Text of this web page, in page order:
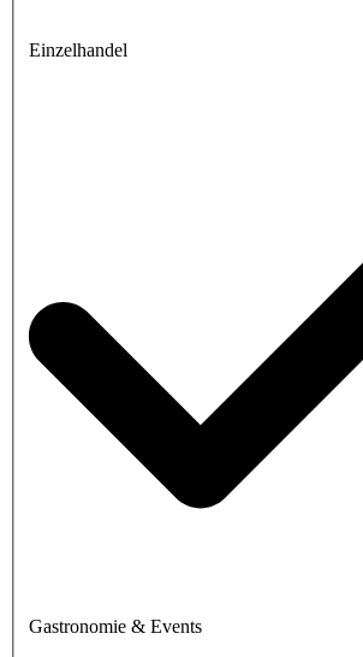
Einzelhandel
Gastronomie & Events